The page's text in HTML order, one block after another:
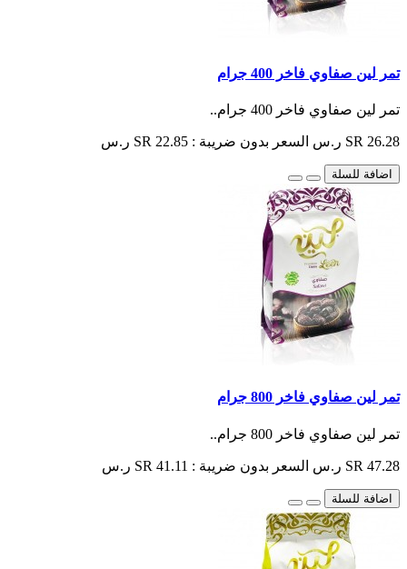
تمر لين صفاوي فاخر 400 جرام
تمر لين صفاوي فاخر 400 جرام..
SR 26.28 ر.س السعر بدون ضريبة : SR 22.85 ر.س
اضافة للسلة
تمر لين صفاوي فاخر 800 جرام
تمر لين صفاوي فاخر 800 جرام..
SR 47.28 ر.س السعر بدون ضريبة : SR 41.11 ر.س
اضافة للسلة